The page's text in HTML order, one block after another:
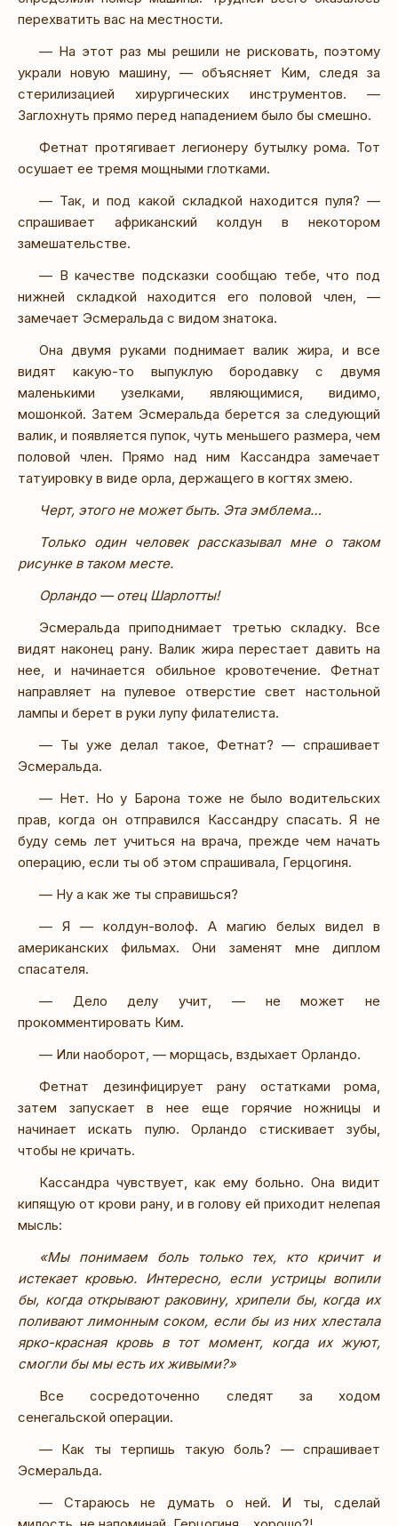
перехватить вас на местности.
— На этот раз мы решили не рисковать, поэтому
украли новую машину, — объясняет Ким, следя за
стерилизацией хирургических инструментов. —
Заглохнуть прямо перед нападением было бы смешно.
Фетнат протягивает легионеру бутылку рома. Тот
осушает ее тремя мощными глотками.
— Так, и под какой складкой находится пуля? —
спрашивает африканский колдун в некотором
замешательстве.
— В качестве подсказки сообщаю тебе, что под
нижней складкой находится его половой член, —
замечает Эсмеральда с видом знатока.
Она двумя руками поднимает валик жира, и все
видят какую-то выпуклую бородавку с двумя
маленькими узелками, являющимися, видимо,
мошонкой. Затем Эсмеральда берется за следующий
валик, и появляется пупок, чуть меньшего размера, чем
половой член. Прямо над ним Кассандра замечает
татуировку в виде орла, держащего в когтях змею.
Черт, этого не может быть. Эта эмблема…
Только один человек рассказывал мне о таком
рисунке в таком месте.
Орландо — отец Шарлотты!
Эсмеральда приподнимает третью складку. Все
видят наконец рану. Валик жира перестает давить на
нее, и начинается обильное кровотечение. Фетнат
направляет на пулевое отверстие свет настольной
лампы и берет в руки лупу филателиста.
— Ты уже делал такое, Фетнат? — спрашивает
Эсмеральда.
— Нет. Но у Барона тоже не было водительских
прав, когда он отправился Кассандру спасать. Я не
буду семь лет учиться на врача, прежде чем начать
операцию, если ты об этом спрашивала, Герцогиня.
— Ну а как же ты справишься?
— Я — колдун-волоф. А магию белых видел в
американских фильмах. Они заменят мне диплом
спасателя.
— Дело делу учит, — не может не
прокомментировать Ким.
— Или наоборот, — морщась, вздыхает Орландо.
Фетнат дезинфицирует рану остатками рома,
затем запускает в нее еще горячие ножницы и
начинает искать пулю. Орландо стискивает зубы,
чтобы не кричать.
Кассандра чувствует, как ему больно. Она видит
кипящую от крови рану, и в голову ей приходит нелепая
мысль:
«Мы понимаем боль только тех, кто кричит и
истекает кровью. Интересно, если устрицы вопили
бы, когда открывают раковину, хрипели бы, когда их
поливают лимонным соком, если бы из них хлестала
ярко-красная кровь в тот момент, когда их жуют,
смогли бы мы есть их живыми?»
Все сосредоточенно следят за ходом
сенегальской операции.
— Как ты терпишь такую боль? — спрашивает
Эсмеральда.
— Стараюсь не думать о ней. И ты, сделай